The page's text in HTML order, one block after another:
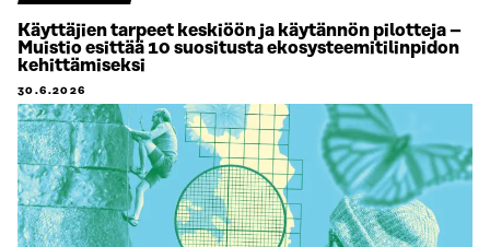
Käyttäjien tarpeet keskiöön ja käytännön pilotteja –
Muistio esittää 10 suositusta ekosysteemitilinpidon
kehittämiseksi
30.6.2026